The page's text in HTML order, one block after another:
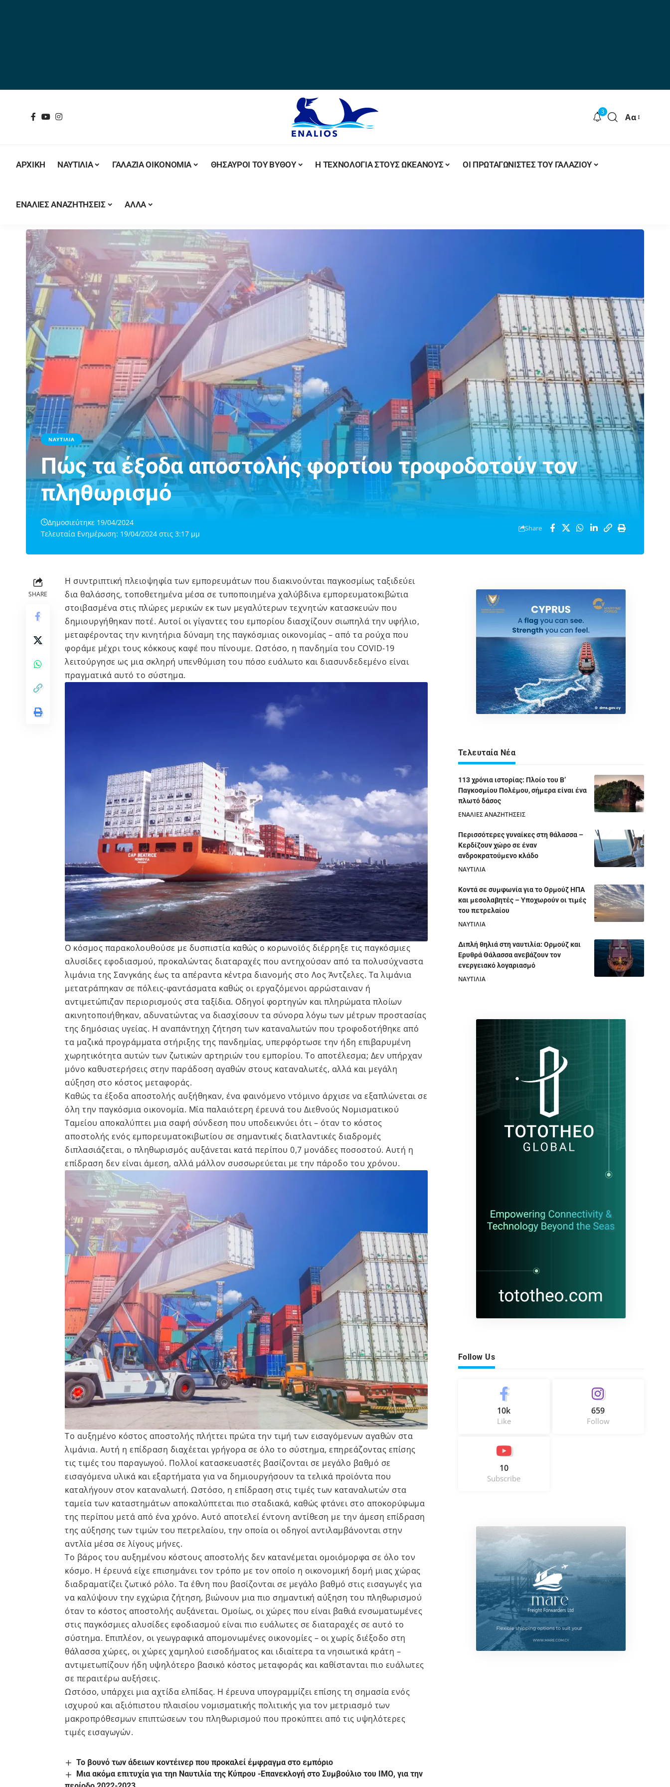
3 Αα
ΑΡΧΙΚΗ ΝΑΥΤΙΛΙΑ ΓΑΛΑΖΙΑ ΟΙΚΟΝΟΜΙΑ ΘΗΣΑΥΡΟΙ ΤΟΥ ΒΥΘΟΥ Η ΤΕΧΝΟΛΟΓΙΑ ΣΤΟΥΣ ΩΚΕΑΝΟΥΣ ΟΙ ΠΡΩΤΑΓΩΝΙΣΤΕΣ ΤΟΥ ΓΑΛΑΖΙΟΥ
ΕΝΑΛΙΕΣ ΑΝΑΖΗΤΗΣΕΙΣ ΑΛΛΑ
ΝΑΥΤΙΛΙΑ
Πώς τα έξοδα αποστολής φορτίου τροφοδοτούν τον
πληθωρισμό
Τελευταία Ενημέρωση: 19/04/2024 στις 3:17 μμ
Δημοσιεύτηκε 19/04/2024
Share
SHARE
Η συντριπτική πλειοψηφία των εμπορευμάτων που διακινούνται παγκοσμίως ταξιδεύει
δια θαλάσσης, τοποθετημένα μέσα σε τυποποιημένa χαλύβδινa εμπορευματοκιβώτια
στοιβασμένα στις πλώρες μερικών εκ των μεγαλύτερων τεχνητών κατασκευών που
δημιουργήθηκαν ποτέ. Αυτοί οι γίγαντες του εμπορίου διασχίζουν σιωπηλά την υφήλιο,
μεταφέροντας την κινητήρια δύναμη της παγκόσμιας οικονομίας – από τα ρούχα που
φοράμε μέχρι τους κόκκους καφέ που πίνουμε. Ωστόσο, η πανδημία του COVID-19
λειτούργησε ως μια σκληρή υπενθύμιση του πόσο ευάλωτο και διασυνδεδεμένο είναι
πραγματικά αυτό το σύστημα.
Ο κόσμος παρακολουθούσε με δυσπιστία καθώς ο κορωνοϊός διέρρηξε τις παγκόσμιες
αλυσίδες εφοδιασμού, προκαλώντας διαταραχές που αντηχούσαν από τα πολυσύχναστα
λιμάνια της Σανγκάης έως τα απέραντα κέντρα διανομής στο Λος Άντζελες. Τα λιμάνια
μετατράπηκαν σε πόλεις-φαντάσματα καθώς οι εργαζόμενοι αρρώσταιναν ή
αντιμετώπιζαν περιορισμούς στα ταξίδια. Οδηγοί φορτηγών και πληρώματα πλοίων
ακινητοποιήθηκαν, αδυνατώντας να διασχίσουν τα σύνορα λόγω των μέτρων προστασίας
της δημόσιας υγείας. Η αναπάντηχη ζήτηση των καταναλωτών που τροφοδοτήθηκε από
τα μαζικά προγράμματα στήριξης της πανδημίας, υπερφόρτωσε την ήδη επιβαρυμένη
χωρητικότητα αυτών των ζωτικών αρτηριών του εμπορίου. Το αποτέλεσμα; Δεν υπήρχαν
μόνο καθυστερήσεις στην παράδοση αγαθών στους καταναλωτές, αλλά και μεγάλη
αύξηση στο κόστος μεταφοράς.
Καθώς τα έξοδα αποστολής αυξήθηκαν, ένα φαινόμενο ντόμινο άρχισε να εξαπλώνεται σε
όλη την παγκόσμια οικονομία. Μία παλαιότερη έρευνά του Διεθνούς Νομισματικού
Ταμείου αποκαλύπτει μια σαφή σύνδεση που υποδεικνύει ότι – όταν το κόστος
αποστολής ενός εμπορευματοκιβωτίου σε σημαντικές διατλαντικές διαδρομές
διπλασιάζεται, ο πληθωρισμός αυξάνεται κατά περίπου 0,7 μονάδες ποσοστού. Αυτή η
επίδραση δεν είναι άμεση, αλλά μάλλον συσσωρεύεται με την πάροδο του χρόνου.
Το αυξημένο κόστος αποστολής πλήττει πρώτα την τιμή των εισαγόμενων αγαθών στα
λιμάνια. Αυτή η επίδραση διαχέεται γρήγορα σε όλο το σύστημα, επηρεάζοντας επίσης
τις τιμές του παραγωγού. Πολλοί κατασκευαστές βασίζονται σε μεγάλο βαθμό σε
εισαγόμενα υλικά και εξαρτήματα για να δημιουργήσουν τα τελικά προϊόντα που
καταλήγουν στον καταναλωτή. Ωστόσο, η επίδραση στις τιμές των καταναλωτών στα
ταμεία των καταστημάτων αποκαλύπτεται πιο σταδιακά, καθώς φτάνει στο αποκορύφωμα
της περίπου μετά από ένα χρόνο. Αυτό αποτελεί έντονη αντίθεση με την άμεση επίδραση
της αύξησης των τιμών του πετρελαίου, την οποία οι οδηγοί αντιλαμβάνονται στην
αντλία μέσα σε λίγους μήνες.
Το βάρος του αυξημένου κόστους αποστολής δεν κατανέμεται ομοιόμορφα σε όλο τον
κόσμο. Η έρευνά είχε επισημάνει τον τρόπο με τον οποίο η οικονομική δομή μιας χώρας
διαδραματίζει ζωτικό ρόλο. Τα έθνη που βασίζονται σε μεγάλο βαθμό στις εισαγωγές για
να καλύψουν την εγχώρια ζήτηση, βιώνουν μια πιο σημαντική αύξηση του πληθωρισμού
όταν το κόστος αποστολής αυξάνεται. Ομοίως, οι χώρες που είναι βαθιά ενσωματωμένες
στις παγκόσμιες αλυσίδες εφοδιασμού είναι πιο ευάλωτες σε διαταραχές σε αυτό το
σύστημα. Επιπλέον, οι γεωγραφικά απομονωμένες οικονομίες – οι χωρίς διέξοδο στη
θάλασσα χώρες, οι χώρες χαμηλού εισοδήματος και ιδιαίτερα τα νησιωτικά κράτη –
αντιμετωπίζουν ήδη υψηλότερο βασικό κόστος μεταφοράς και καθίστανται πιο ευάλωτες
σε περαιτέρω αυξήσεις.
Ωστόσο, υπάρχει μια αχτίδα ελπίδας. Η έρευνα υπογραμμίζει επίσης τη σημασία ενός
ισχυρού και αξιόπιστου πλαισίου νομισματικής πολιτικής για τον μετριασμό των
μακροπρόθεσμων επιπτώσεων του πληθωρισμού που προκύπτει από τις υψηλότερες
τιμές εισαγωγών.
Το βουνό των άδειων κοντέινερ που προκαλεί έμφραγμα στο εμπόριο
Μια ακόμα επιτυχία για τηn Ναυτιλία της Κύπρου -Επανεκλογή στο Συμβούλιο του ΙΜΟ, για την
Τελευταία Νέα
113 χρόνια ιστορίας: Πλοίο του Β’
Παγκοσμίου Πολέμου, σήμερα είναι ένα
πλωτό δάσος
ΕΝΑΛΙΕΣ ΑΝΑΖΗΤΗΣΕΙΣ
Περισσότερες γυναίκες στη θάλασσα –
Κερδίζουν χώρο σε έναν
ανδροκρατούμενο κλάδο
ΝΑΥΤΙΛΙΑ
Κοντά σε συμφωνία για το Ορμούζ ΗΠΑ
και μεσολαβητές – Υποχωρούν οι τιμές
του πετρελαίου
ΝΑΥΤΙΛΙΑ
Διπλή θηλιά στη ναυτιλία: Ορμούζ και
Ερυθρά Θάλασσα ανεβάζουν τον
ενεργειακό λογαριασμό
ΝΑΥΤΙΛΙΑ
Follow Us
10k
Like
659
Follow
10
Subscribe